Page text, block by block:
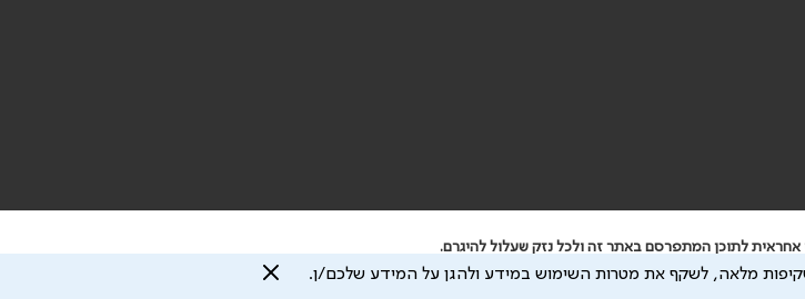
לתוכן המתפרסם באתר זה ולכל נזק שעלול להיגרם.
הכל בכפוף למדיניות הפרטיותול תנאי השימוש
שקיפות מלאה, לשקף את מטרות השימוש במידע ולהגן על המידע שלכם/ן.